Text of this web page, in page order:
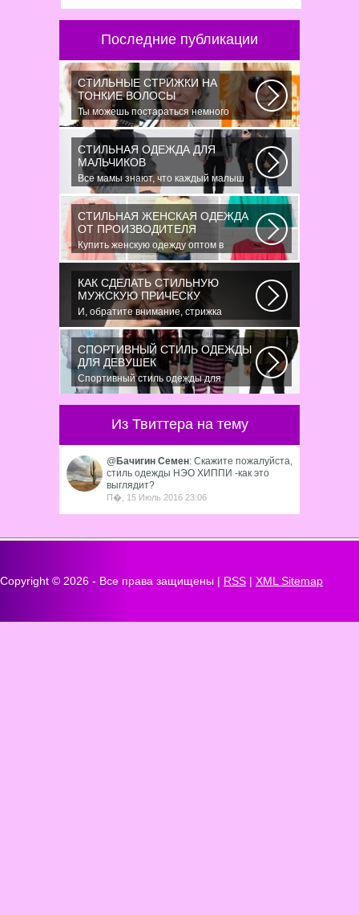
Последние публикации
СТИЛЬНЫЕ СТРИЖКИ НА
ТОНКИЕ ВОЛОСЫ
Ты можешь постараться немного
уплотнить свои тонкие волосы с
помощью специальных...
СТИЛЬНАЯ ОДЕЖДА ДЛЯ
МАЛЬЧИКОВ
Все мамы знают, что каждый малыш
индивидуальный. И проявлять эту
индивидуальность...
СТИЛЬНАЯ ЖЕНСКАЯ ОДЕЖДА
ОТ ПРОИЗВОДИТЕЛЯ
Купить женскую одежду оптом в
Украине можно повсеместно. Хорошо
ли это...
КАК СДЕЛАТЬ СТИЛЬНУЮ
МУЖСКУЮ ПРИЧЕСКУ
И, обратите внимание, стрижка
«британка» похожа на другую
родственную стрижку...
СПОРТИВНЫЙ СТИЛЬ ОДЕЖДЫ
ДЛЯ ДЕВУШЕК
Спортивный стиль одежды для
девушек 2016 — одно из самых
модных направлений...
Из Твиттера на тему
@ Бачигин Семен: Скажите пожалуйста,
стиль одежды НЭО ХИППИ -как это
выглядит?
П�, 15 Июль 2016 23:06
Copyright © 2026 - Все права защищены | RSS | XML Sitemap